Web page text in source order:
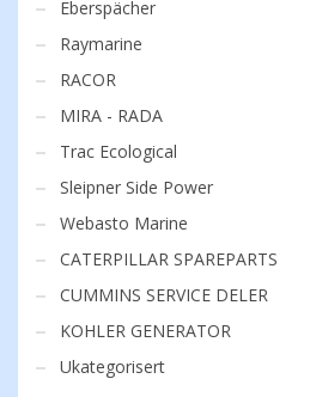
Eberspächer
Raymarine
RACOR
MIRA - RADA
Trac Ecological
Sleipner Side Power
Webasto Marine
CATERPILLAR SPAREPARTS
CUMMINS SERVICE DELER
KOHLER GENERATOR
Ukategorisert